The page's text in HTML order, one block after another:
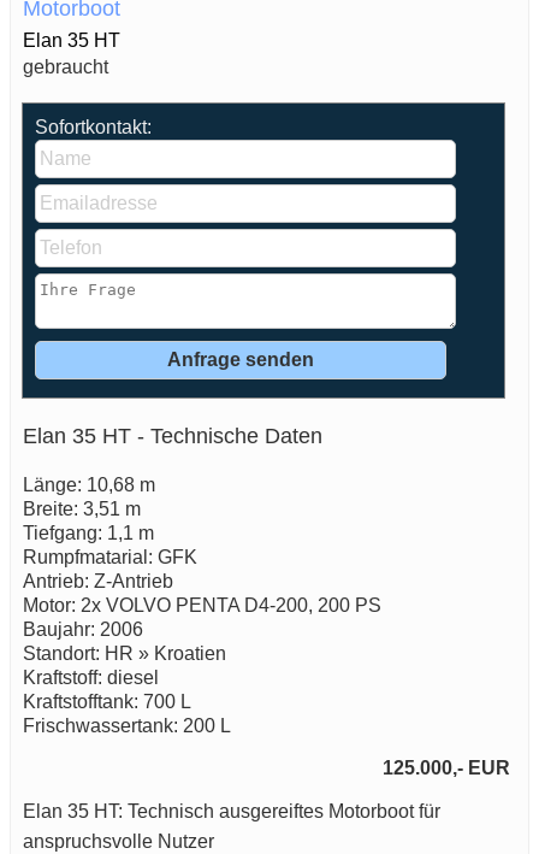
Motorboot
Elan 35 HT
gebraucht
Sofortkontakt:
Elan 35 HT - Technische Daten
Länge: 10,68 m
Breite: 3,51 m
Tiefgang: 1,1 m
Rumpfmatarial: GFK
Antrieb: Z-Antrieb
Motor: 2x VOLVO PENTA D4-200, 200 PS
Baujahr: 2006
Standort: HR » Kroatien
Kraftstoff: diesel
Kraftstofftank: 700 L
Frischwassertank: 200 L
125.000,- EUR
Elan 35 HT: Technisch ausgereiftes Motorboot für
anspruchsvolle Nutzer